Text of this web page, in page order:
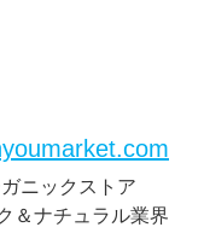
ニックストア
＆ナチュラル業界